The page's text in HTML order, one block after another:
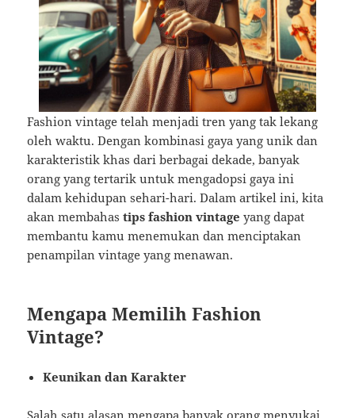
Fashion vintage telah menjadi tren yang tak lekang
oleh waktu. Dengan kombinasi gaya yang unik dan
karakteristik khas dari berbagai dekade, banyak
orang yang tertarik untuk mengadopsi gaya ini
dalam kehidupan sehari-hari. Dalam artikel ini, kita
akan membahastips fashion vintage yang dapat
membantu kamu menemukan dan menciptakan
penampilan vintage yang menawan.
Mengapa Memilih Fashion
Vintage?
Keunikan dan Karakter
Salah satu alasan mengapa banyak orang menyukai